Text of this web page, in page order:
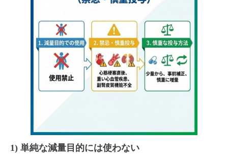
1) 単純な減量目的には使わない